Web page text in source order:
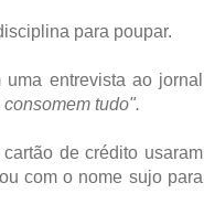
para poupar.
entrevista ao jornal
tudo".
de crédito usaram
com o nome sujo para